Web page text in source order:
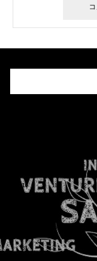
5
10 11 12
19
25
31